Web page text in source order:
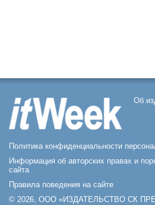
Об
Политика конфиденциальности
Информация об авторских правах и
сайта
Правила поведения на сайте
© 2026, ООО «ИЗДАТЕЛЬСТВО СК